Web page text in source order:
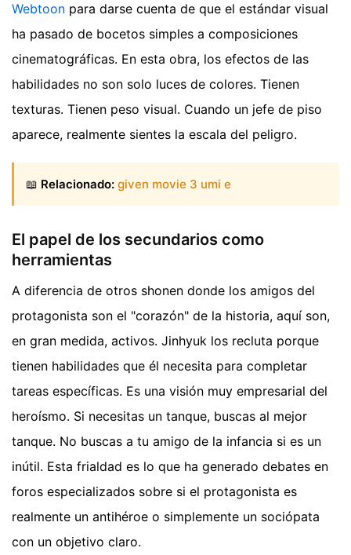
Webtoon para darse cuenta de que el estándar visual
ha pasado de bocetos simples a composiciones
cinematográficas. En esta obra, los efectos de las
habilidades no son solo luces de colores. Tienen
texturas. Tienen peso visual. Cuando un jefe de piso
aparece, realmente sientes la escala del peligro.
📖 Relacionado: given movie 3 umi e
El papel de los secundarios como
herramientas
A diferencia de otros shonen donde los amigos del
protagonista son el "corazón" de la historia, aquí son,
en gran medida, activos. Jinhyuk los recluta porque
tienen habilidades que él necesita para completar
tareas específicas. Es una visión muy empresarial del
heroísmo. Si necesitas un tanque, buscas al mejor
tanque. No buscas a tu amigo de la infancia si es un
inútil. Esta frialdad es lo que ha generado debates en
foros especializados sobre si el protagonista es
realmente un antihéroe o simplemente un sociópata
con un objetivo claro.